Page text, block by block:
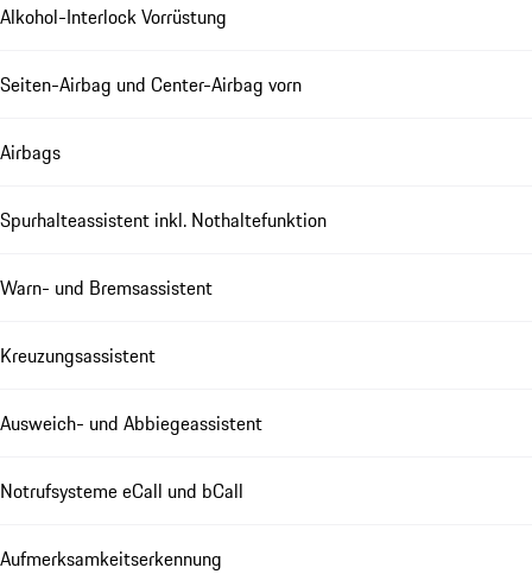
Alkohol-Interlock Vorrüstung
Seiten-Airbag und Center-Airbag vorn
Airbags
Spurhalteassistent inkl. Nothaltefunktion
Warn- und Bremsassistent
Kreuzungsassistent
Ausweich- und Abbiegeassistent
Notrufsysteme eCall und bCall
Aufmerksamkeitserkennung